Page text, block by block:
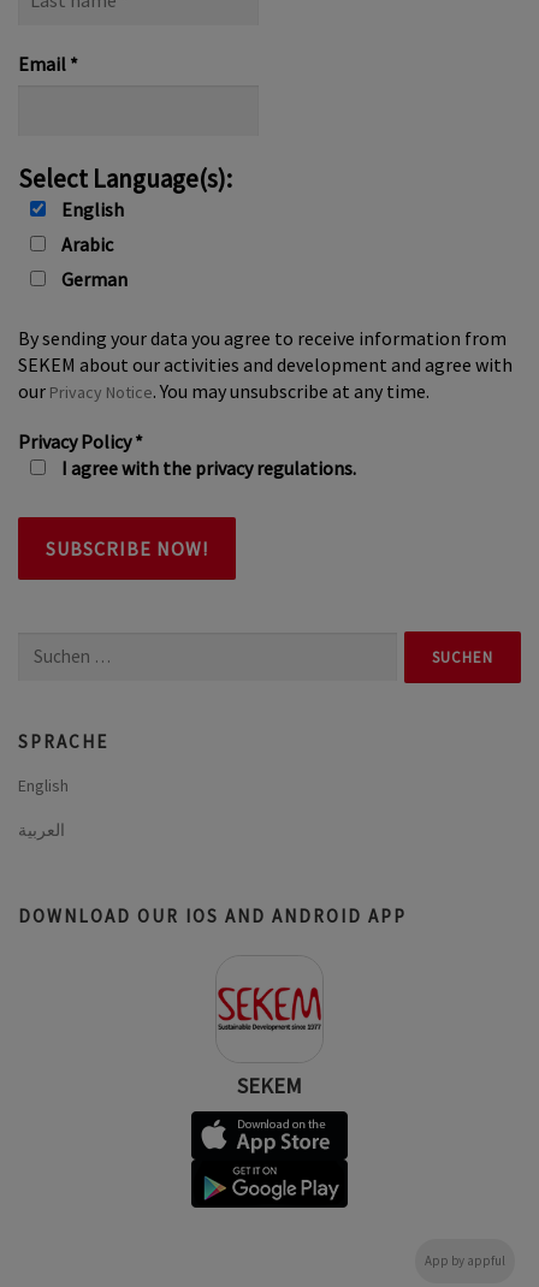
name
Email *
Select Language(s):
English
Arabic
German
By sending your data you agree to receive information from
SEKEM about our activities and development and agree with
our Privacy Notice. You may unsubscribe at any time.
Privacy Policy*
I agree with the privacy regulations.
Suchen
SPRACHE
English
العربية
DOWNLOAD OUR IOS AND ANDROID APP
SEKEM
App by appful